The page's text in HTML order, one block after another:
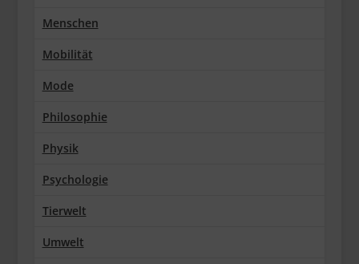
Menschen
Mobilität
Mode
Philosophie
Physik
Psychologie
Tierwelt
Umwelt